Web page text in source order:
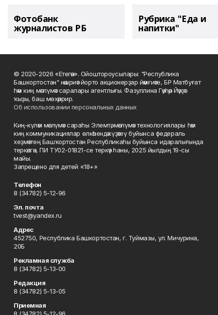
Фотобанк
журналистов РБ
Рубрика "Еда и
напитки"
© 2020-2026 «Етегән». Ойоштороусылары: "Республика
Башкортостан" нәшриәт йорто акционерҙар йәмғиәте, БР Матбуғат
һәм киң мәғлүмәт саралары агентлығы. Фазуллина Гәүһәр Йәүҙәт
ҡыҙы, баш мөхәррир.
Об использовании персональных данных
Киң-күләм мәғлүмәт сараһы Элемтә, мәғлүмәт технологиялары һәм
киң коммуникациялар өлкәһендә күҙәтеү буйынса федераль
хеҙмәттең Башҡортостан Республикаһы буйынса идаралығында
теркәлгән, ПИ ТУ02-01821-се теркәү һаны, 2025 йылдың 19-сы
майы.
Запрещено для детей «18+»
Телефон
8 (34782) 5-12-96
Эл. почта
tvest@yandex.ru
Адрес
452750, Республика Башкортостан, г. Туймазы, ул. Мичурина,
20Б
Рекламная служба
8 (34782) 5-13-00
Редакция
8 (34782) 5-13-05
Приемная